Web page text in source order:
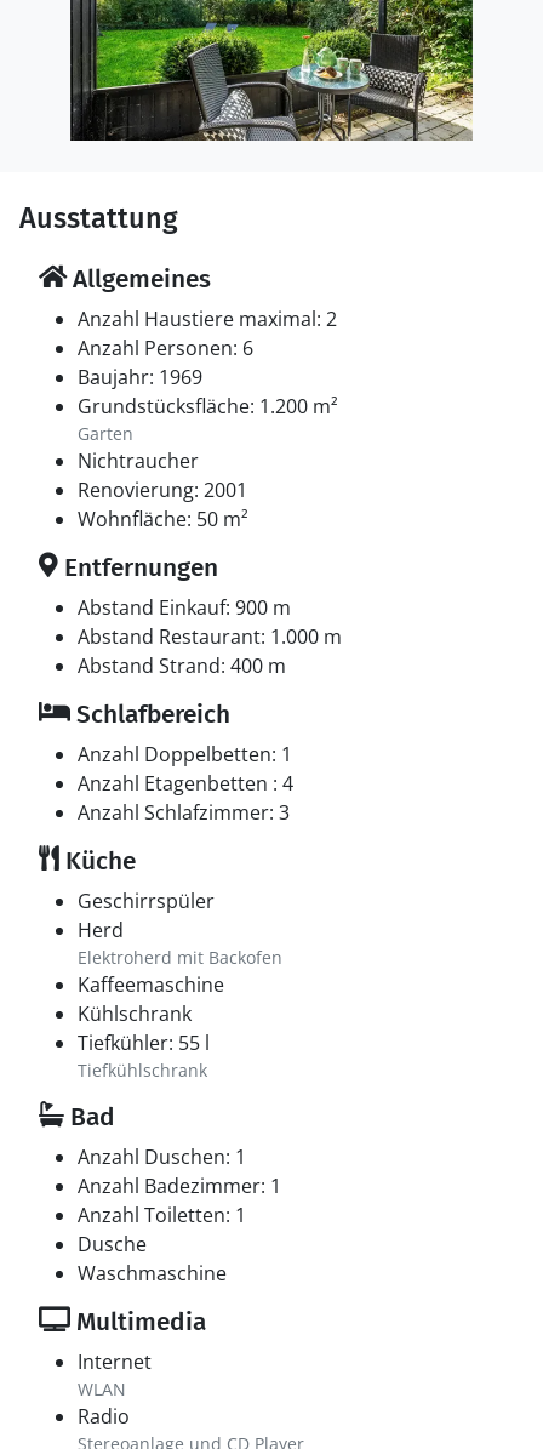
Ausstattung
Allgemeines
Anzahl Haustiere maximal: 2
Anzahl Personen: 6
Baujahr: 1969
Grundstücksfläche: 1.200 m²
Garten
Nichtraucher
Renovierung: 2001
Wohnfläche: 50 m²
Entfernungen
Abstand Einkauf: 900 m
Abstand Restaurant: 1.000 m
Abstand Strand: 400 m
Schlafbereich
Anzahl Doppelbetten: 1
Anzahl Etagenbetten : 4
Anzahl Schlafzimmer: 3
Küche
Geschirrspüler
Herd
Elektroherd mit Backofen
Kaffeemaschine
Kühlschrank
Tiefkühler: 55 l
Tiefkühlschrank
Bad
Anzahl Duschen: 1
Anzahl Badezimmer: 1
Anzahl Toiletten: 1
Dusche
Waschmaschine
Multimedia
Internet
WLAN
Radio
Stereoanlage und CD Player